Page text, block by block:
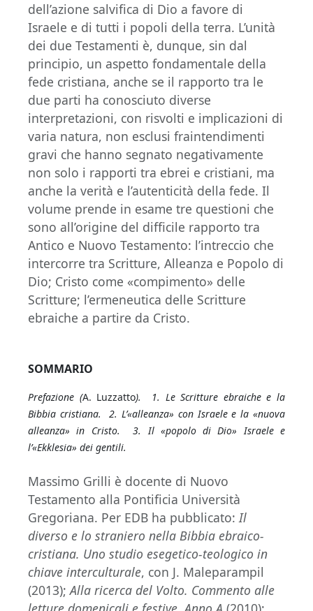
dell’azione salvifica di Dio a favore di
Israele e di tutti i popoli della terra. L’unità
dei due Testamenti è, dunque, sin dal
principio, un aspetto fondamentale della
fede cristiana, anche se il rapporto tra le
due parti ha conosciuto diverse
interpretazioni, con risvolti e implicazioni di
varia natura, non esclusi fraintendimenti
gravi che hanno segnato negativamente
non solo i rapporti tra ebrei e cristiani, ma
anche la verità e l’autenticità della fede. Il
volume prende in esame tre questioni che
sono all’origine del difficile rapporto tra
Antico e Nuovo Testamento: l’intreccio che
intercorre tra Scritture, Alleanza e Popolo di
Dio; Cristo come «compimento» delle
Scritture; l’ermeneutica delle Scritture
ebraiche a partire da Cristo.
SOMMARIO
Prefazione (A. Luzzatto). 1. Le Scritture ebraiche e la
Bibbia cristiana. 2. L’«alleanza» con Israele e la «nuova
alleanza» in Cristo. 3. Il «popolo di Dio» Israele e
l’«Ekklesia» dei gentili.
Massimo Grilli è docente di Nuovo
Testamento alla Pontificia Università
Gregoriana. Per EDB ha pubblicato:Il
diverso e lo straniero nella Bibbia ebraico-
cristiana. Uno studio esegetico-teologico in
chiave interculturale, con J. Maleparampil
(2013);Alla ricerca del Volto. Commento alle